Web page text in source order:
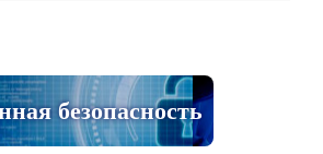
безопасность